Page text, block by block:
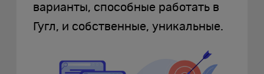
варианты, способные работать в
Гугл, и собственные, уникальные.